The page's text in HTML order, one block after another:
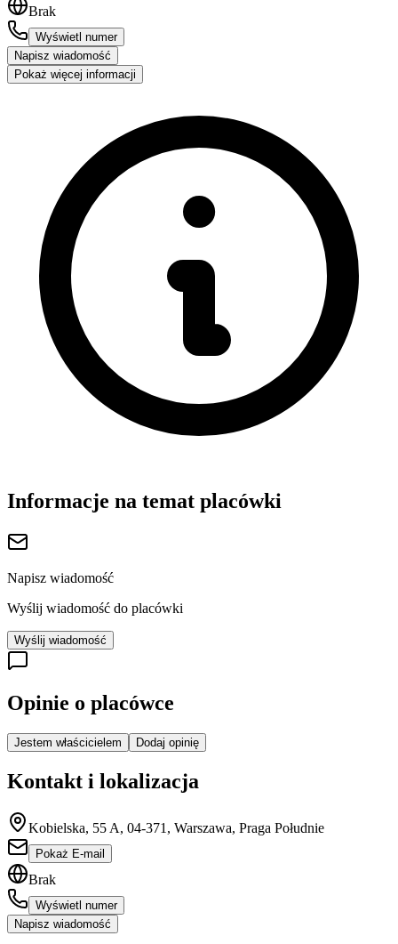
Brak
Wyświetl numer
Napisz wiadomość
Pokaż więcej informacji
Informacje na temat placówki
Napisz wiadomość
Wyślij wiadomość do placówki
Wyślij wiadomość
Opinie o placówce
Jestem właścicielem Dodaj opinię
Kontakt i lokalizacja
Kobielska, 55 A, 04-371, Warszawa, Praga Południe
Pokaż E-mail
Brak
Wyświetl numer
Napisz wiadomość